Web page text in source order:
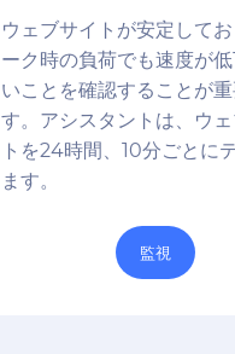
ウェブサイトが安定して
ーク時の負荷でも速度が
いことを確認することが
す。アシスタントは、ウェ
トを24時間、10分ごとに
ます。
監視